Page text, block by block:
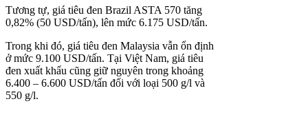
Tương tự, giá tiêu đen Brazil ASTA 570 tăng
0,82% (50 USD/tấn), lên mức 6.175 USD/tấn.
Trong khi đó, giá tiêu đen Malaysia vẫn ổn định
ở mức 9.100 USD/tấn. Tại Việt Nam, giá tiêu
đen xuất khẩu cũng giữ nguyên trong khoảng
6.400 – 6.600 USD/tấn đối với loại 500 g/l và
550 g/l.